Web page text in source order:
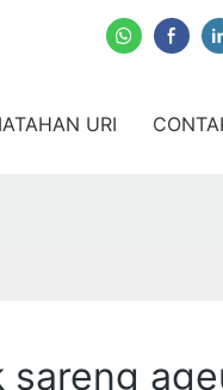
URI
sareng